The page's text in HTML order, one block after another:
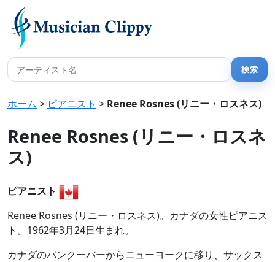
ホーム > ピアニスト > Renee Rosnes (リニー・ロスネス)
Renee Rosnes (リニー・ロスネ
ス)
ピアニスト
Renee Rosnes (リニー・ロスネス)。カナダの女性ピアニス
ト。1962年3月24日生まれ。
カナダのバンクーバーからニューヨークに移り、サックス